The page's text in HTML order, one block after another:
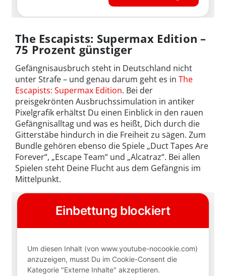
The Escapists: Supermax Edition –
75 Prozent günstiger
Gefängnisausbruch steht in Deutschland nicht
unter Strafe – und genau darum geht es in The
Escapists: Supermax Edition. Bei der
preisgekrönten Ausbruchssimulation in antiker
Pixelgrafik erhältst Du einen Einblick in den rauen
Gefängnisalltag und was es heißt, Dich durch die
Gitterstäbe hindurch in die Freiheit zu sägen. Zum
Bundle gehören ebenso die Spiele „Duct Tapes Are
Forever“, „Escape Team“ und „Alcatraz“. Bei allen
Spielen steht Deine Flucht aus dem Gefängnis im
Mittelpunkt.